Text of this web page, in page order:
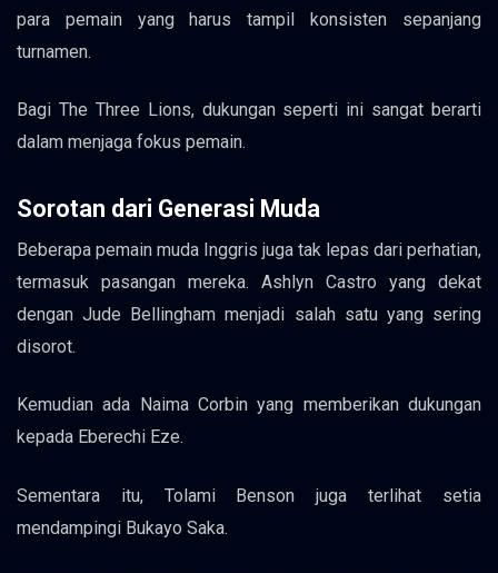
para pemain yang harus tampil konsisten sepanjang
turnamen.
Bagi The Three Lions, dukungan seperti ini sangat berarti
dalam menjaga fokus pemain.
Sorotan dari Generasi Muda
Beberapa pemain muda Inggris juga tak lepas dari perhatian,
termasuk pasangan mereka. Ashlyn Castro yang dekat
dengan Jude Bellingham menjadi salah satu yang sering
disorot.
Kemudian ada Naima Corbin yang memberikan dukungan
kepada Eberechi Eze.
Sementara itu, Tolami Benson juga terlihat setia
mendampingi Bukayo Saka.